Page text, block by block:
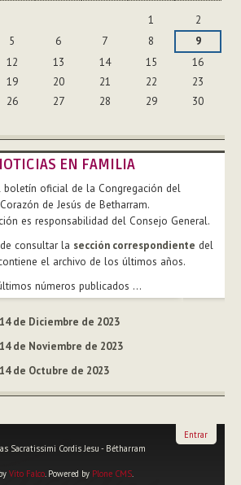
1
2
5 6 7 8
9
12 13 14 15
16
19 20 21 22
23
26 27 28 29
30
EN FAMILIA
boletín oficial de la Congregación del
de Jesús de Betharram.
es responsabilidad del Consejo General.
consultar la sección correspondiente del
el archivo de los últimos años.
números publicados ...
de Diciembre de 2023
de Noviembre de 2023
de Octubre de 2023
Sacratissimi Cordis Jesu - Bétharram
Vito Falco. Powered by Plone CMS.
Entrar